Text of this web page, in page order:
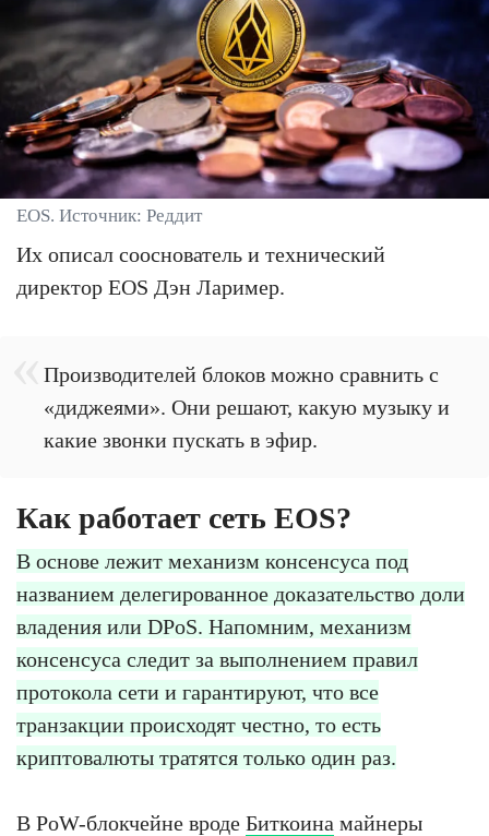
EOS. Источник: Реддит
Их описал сооснователь и технический
директор EOS Дэн Лаример.
Производителей блоков можно сравнить с
«диджеями». Они решают, какую музыку и
какие звонки пускать в эфир.
Как работает сеть EOS?
В основе лежит механизм консенсуса под
названием делегированное доказательство доли
владения или DPoS. Напомним, механизм
консенсуса следит за выполнением правил
протокола сети и гарантируют, что все
транзакции происходят честно, то есть
криптовалюты тратятся только один раз.
В PoW-блокчейне вроде Биткоина майнеры